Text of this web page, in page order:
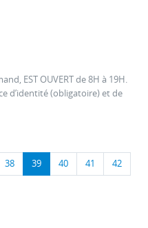
EST OUVERT de 8H à 19H.
d’identité (obligatoire) et de
38 39 40 41 42